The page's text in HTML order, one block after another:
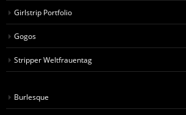
Girlstrip Portfolio
Gogos
Stripper Weltfrauentag
Burlesque